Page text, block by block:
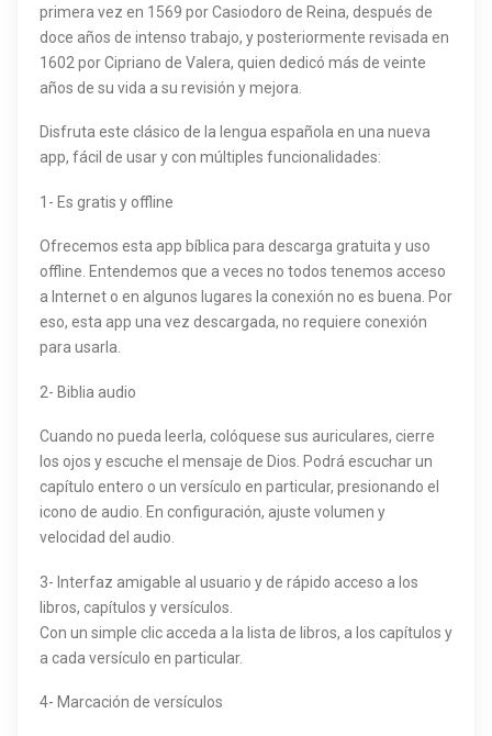
primera vez en 1569 por Casiodoro de Reina, después de
doce años de intenso trabajo, y posteriormente revisada en
1602 por Cipriano de Valera, quien dedicó más de veinte
años de su vida a su revisión y mejora.
Disfruta este clásico de la lengua española en una nueva
app, fácil de usar y con múltiples funcionalidades:
1- Es gratis y offline
Ofrecemos esta app bíblica para descarga gratuita y uso
offline. Entendemos que a veces no todos tenemos acceso
a Internet o en algunos lugares la conexión no es buena. Por
eso, esta app una vez descargada, no requiere conexión
para usarla.
2- Biblia audio
Cuando no pueda leerla, colóquese sus auriculares, cierre
los ojos y escuche el mensaje de Dios. Podrá escuchar un
capítulo entero o un versículo en particular, presionando el
icono de audio. En configuración, ajuste volumen y
velocidad del audio.
3- Interfaz amigable al usuario y de rápido acceso a los
libros, capítulos y versículos.
Con un simple clic acceda a la lista de libros, a los capítulos y
a cada versículo en particular.
4- Marcación de versículos